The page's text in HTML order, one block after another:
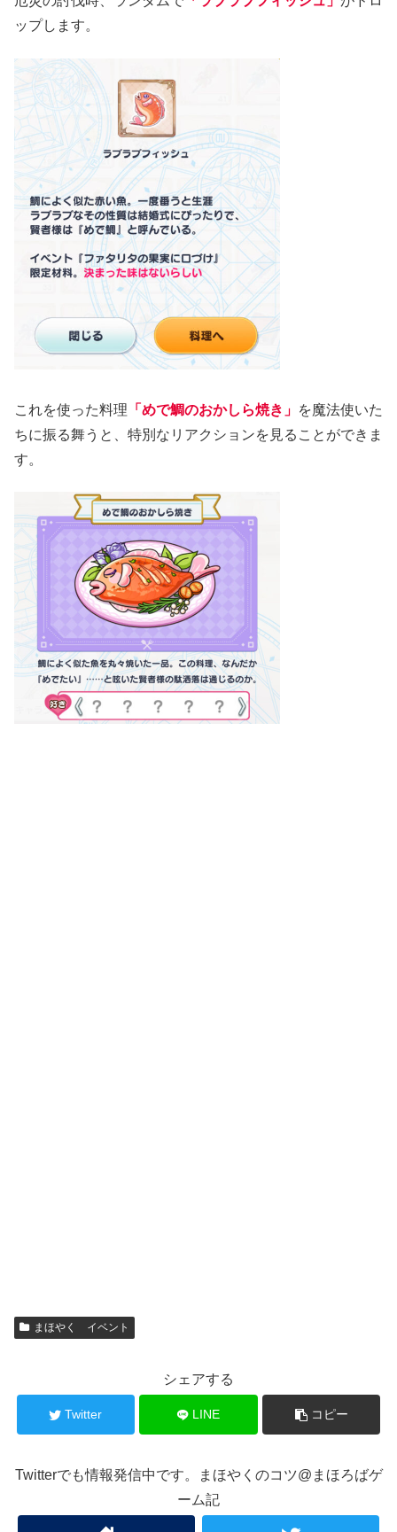
ップします。
これを使った料理 「めで鯛のおかしら焼き」 を魔法使いた
ちに振る舞うと、特別なリアクションを見ることができま
す。
まほやく イベント
シェアする
Twitter LINE コピー
Twitterでも情報発信中です。まほやくのコツ@まほろばゲ
ーム記